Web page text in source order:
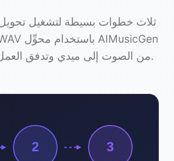
ثلاث خطوات بسيطة لتشغيل
من الصوت إلى ميدي وتدفق العمل تحويل إلى ميدي.
2 3